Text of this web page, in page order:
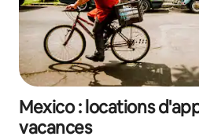
Mexico : locations
vacances